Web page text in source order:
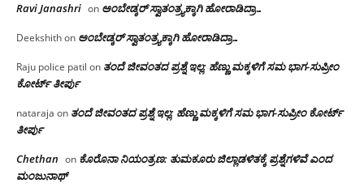
Ravi Janashri on ಅಂಬೇಡ್ಕರ್ ಸ್ವಾತಂತ್ರ್ಯಕ್ಕಾಗಿ ಹೋರಾಡಿದ್ರಾ…
Deekshithon ಅಂಬೇಡ್ಕರ್ ಸ್ವಾತಂತ್ರ್ಯಕ್ಕಾಗಿ ಹೋರಾಡಿದ್ರಾ…
Raju police patil on ತಂದೆ ಜೀವಂತದ ಪ್ರಶ್ನೆ ಇಲ್ಲ: ಹೆಣ್ಣು ಮಕ್ಕಳಿಗೆ ಸಮ ಭಾಗ-ಸುಪ್ರೀಂ
ಕೋರ್ಟ್ ತೀರ್ಪು
nataraja on ತಂದೆ ಜೀವಂತದ ಪ್ರಶ್ನೆ ಇಲ್ಲ: ಹೆಣ್ಣು ಮಕ್ಕಳಿಗೆ ಸಮ ಭಾಗ-ಸುಪ್ರೀಂ ಕೋರ್ಟ್
ತೀರ್ಪು
Chethan on ಕೊರೊನಾ ನಿಯಂತ್ರಣ: ತುಮಕೂರು ಜಿಲ್ಲಾಡಳಿತಕ್ಕೆ ಪ್ರಶ್ನೆಗಳಿವೆ ಎಂದ
ಮಂಜು‌ನಾಥ್